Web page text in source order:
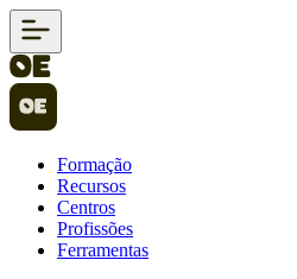
Formação
Recursos
Centros
Profissões
Ferramentas